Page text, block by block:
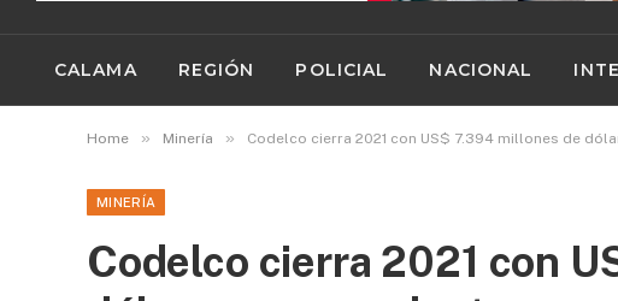
CALAMA REGIÓN POLICIAL NACIONAL
Home » Minería » Codelco cierra 2021 con US$ 7.394 millones de
MINERÍA
Codelco cierra 2021 con